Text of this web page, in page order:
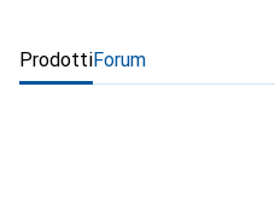
ProdottiForum